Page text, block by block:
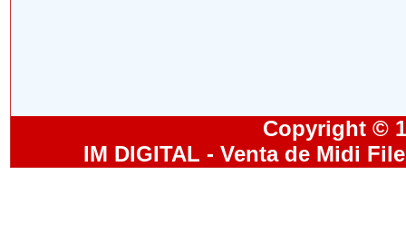
Copyright ©
IM DIGITAL - Venta de Midi